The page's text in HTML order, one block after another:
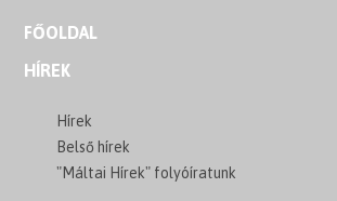
FŐOLDAL
HÍREK
Hírek
Belső hírek
"Máltai Hírek" folyóíratunk